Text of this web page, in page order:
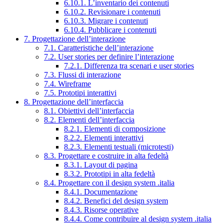
6.10.1. L’inventario dei contenuti
6.10.2. Revisionare i contenuti
6.10.3. Migrare i contenuti
6.10.4. Pubblicare i contenuti
7. Progettazione dell’interazione
7.1. Caratteristiche dell’interazione
7.2. User stories per definire l’interazione
7.2.1. Differenza tra scenari e user stories
7.3. Flussi di interazione
7.4. Wireframe
7.5. Prototipi interattivi
8. Progettazione dell’interfaccia
8.1. Obiettivi dell’interfaccia
8.2. Elementi dell’interfaccia
8.2.1. Elementi di composizione
8.2.2. Elementi interattivi
8.2.3. Elementi testuali (microtesti)
8.3. Progettare e costruire in alta fedeltà
8.3.1. Layout di pagina
8.3.2. Prototipi in alta fedeltà
8.4. Progettare con il design system .italia
8.4.1. Documentazione
8.4.2. Benefici del design system
8.4.3. Risorse operative
8.4.4. Come contribuire al design system .italia